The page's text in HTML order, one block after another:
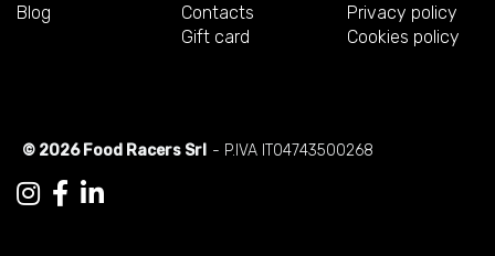
Blog
Contacts
Gift card
Privacy policy
Cookies policy
© 2026 Food Racers Srl - P.IVA IT04743500268